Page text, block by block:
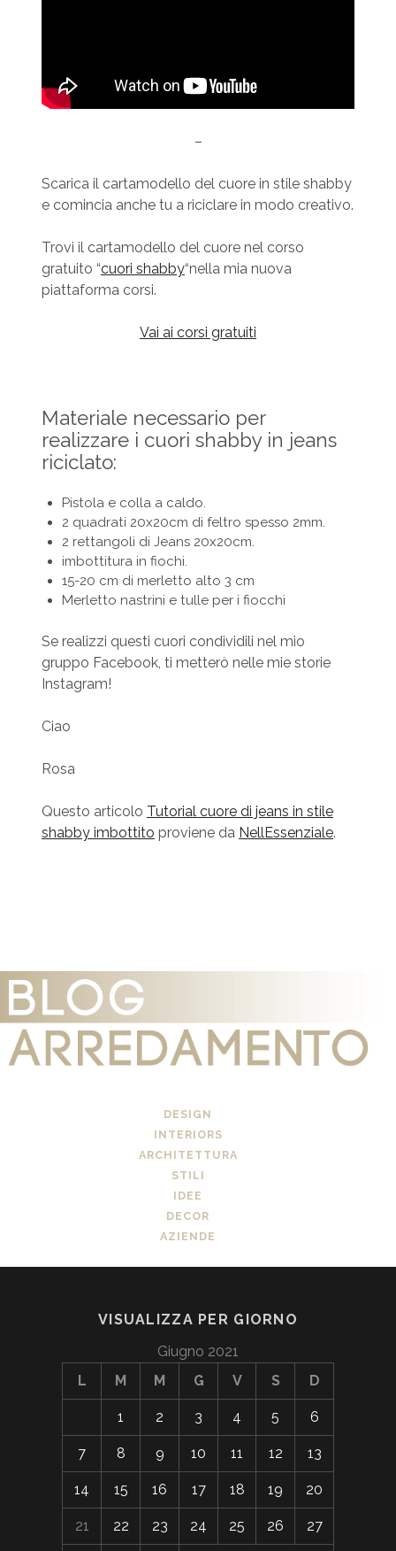
–
Scarica il cartamodello del cuore in stile shabby
e comincia anche tu a riciclare in modo creativo.
Trovi il cartamodello del cuore nel corso
gratuito “cuori shabby“nella mia nuova
piattaforma corsi.
Vai ai corsi gratuiti
Materiale necessario per
realizzare i cuori shabby in jeans
riciclato:
Pistola e colla a caldo.
2 quadrati 20x20cm di feltro spesso 2mm.
2 rettangoli di Jeans 20x20cm.
imbottitura in fiochi.
15-20 cm di merletto alto 3 cm
Merletto nastrini e tulle per i fiocchi
Se realizzi questi cuori condividili nel mio
gruppo Facebook, ti metterò nelle mie storie
Instagram!
Ciao
Rosa
Questo articolo Tutorial cuore di jeans in stile
shabby imbottito proviene da NellEssenziale.
DESIGN
INTERIORS
ARCHITETTURA
STILI
IDEE
DECOR
AZIENDE
VISUALIZZA PER GIORNO
Giugno 2021
L
M M G V S D
1 2 3 4 5 6
7 8 9 10 11 12 13
14 15 16 17 18 19 20
21 22 23 24 25 26 27